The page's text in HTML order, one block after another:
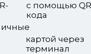
с помощью
кода
картой через
терминал